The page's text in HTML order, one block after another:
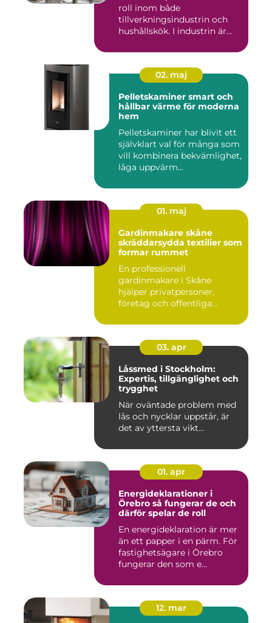
roll inom både
tillverkningsindustrin och
hushållskök. I industrin är
02. maj
Pelletskaminer smart och
hållbar värme för moderna
hem
Pelletskaminer har blivit ett
självklart val för många som
vill kombinera bekvämlighet,
låga uppvärm...
01. maj
Gardinmakare skåne
skräddarsydda textilier som
formar rummet
En professionell
gardinmakare i Skåne
hjälper privatpersoner,
företag och offentliga
03. apr
Låssmed i Stockholm:
Expertis, tillgänglighet och
trygghet
När oväntade problem med
lås och nycklar uppstår, är
det av yttersta vikt...
01. apr
Energideklarationer i
Örebro så fungerar de och
därför spelar de roll
En energideklaration är mer
än ett papper i en pärm. För
fastighetsägare i Örebro
fungerar den som e...
12. mar